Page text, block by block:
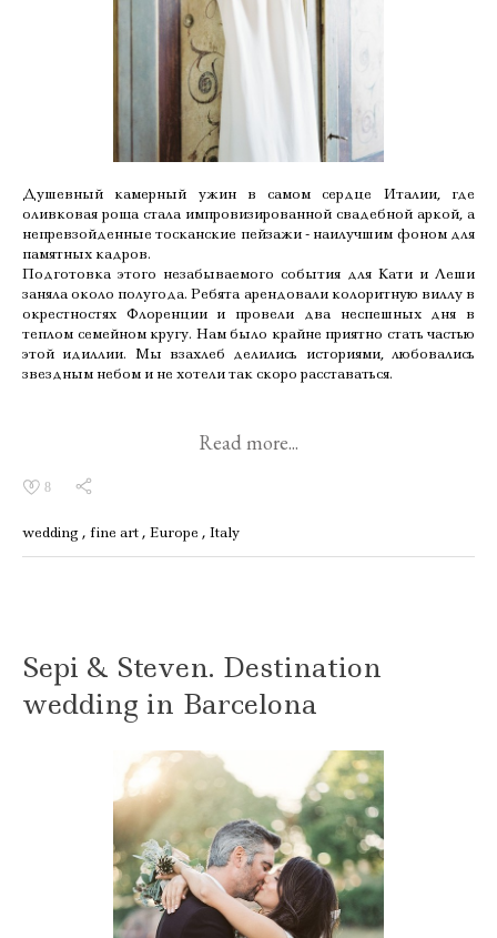
Душевный камерный ужин в самом сердце Италии, где
оливковая роща стала импровизированной свадебной аркой, а
непревзойденные тосканские пейзажи - наилучшим фоном для
памятных кадров.
Подготовка этого незабываемого события для Кати и Леши
заняла около полугода. Ребята арендовали колоритную виллу в
окрестностях Флоренции и провели два неспешных дня в
теплом семейном кругу. Нам было крайне приятно стать частью
этой идиллии. Мы взахлеб делились историями, любовались
звездным небом и не хотели так скоро расставаться.
Read more...
8
wedding fine art Europe Italy
Sepi & Steven. Destination
wedding in Barcelona